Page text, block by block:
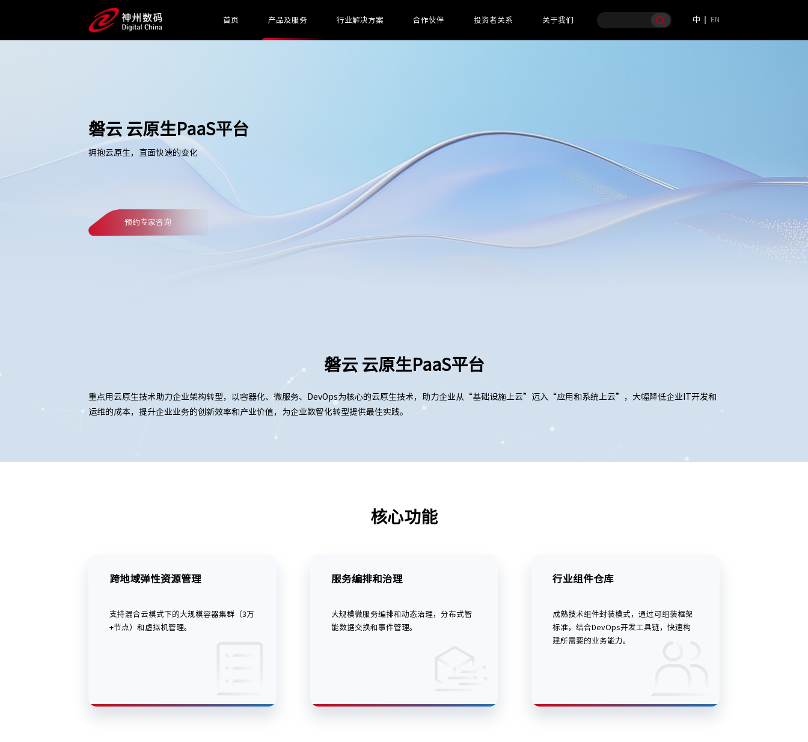
首页 产品及服务 行业解决方案 合作伙伴 投资者关系 关于我们 中 EN
磐云 云原生PaaS平台
拥抱云原生，直面快速的变化
预约专家咨询
磐云 云原生PaaS平台
重点用云原生技术助力企业架构转型，以容器化、微服务、DevOps为核心的云原生技术，助力企业从“基础设施上云”迈入“应用和系统上云”，大幅降低企业IT开发和
运维的成本，提升企业业务的创新效率和产业价值，为企业数智化转型提供最佳实践。
核心功能
跨地域弹性资源管理
支持混合云模式下的大规模容器集群（3万
+节点）和虚拟机管理。
服务编排和治理
大规模微服务编排和动态治理，分布式智
能数据交换和事件管理。
行业组件仓库
成熟技术组件封装模式，通过可组装框架
标准，结合DevOps开发工具链，快速构
建所需要的业务能力。